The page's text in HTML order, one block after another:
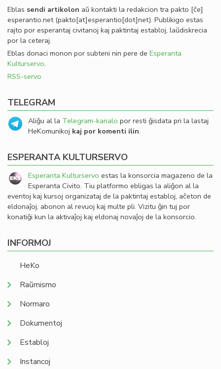
Eblas sendi artikolon aŭ kontakti la redakcion tra pakto [ĉe]
esperantio.net(pakto[at]esperantio[dot]net). Publikigo estas
rajto por esperantaj civitanoj kaj paktintaj establoj, laŭdiskrecia
por la ceteraj.
Eblas donaci monon por subteni nin pere de Esperanta
Kulturservo.
RSS-servo
TELEGRAM
Aliĝu al la Telegram-kanalo por resti ĝisdata pri la lastaj
HeKomunikoj kaj por komenti ilin.
ESPERANTA KULTURSERVO
Esperanta Kulturservo estas la konsorcia magazeno de la
Esperanta Civito. Tiu platformo ebligas la aliĝon al la
eventoj kaj kursoj organizataj de la paktintaj establoj, aĉeton de
eldonaĵoj, abonon al revuoj kaj multe pli. Vizitu ĝin tuj por
konatiĝi kun la aktivaĵoj kaj eldonaj novaĵoj de la konsorcio.
INFORMOJ
HeKo
Raŭmismo
Normaro
Dokumentoj
Establoj
Instancoj